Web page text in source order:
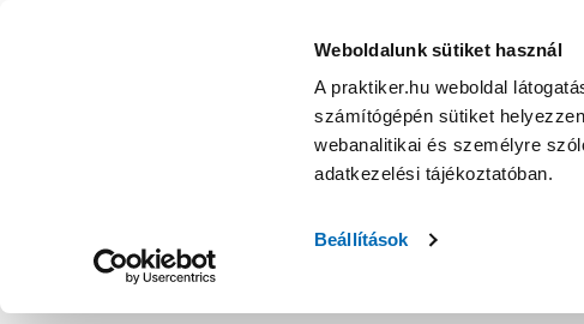
Weboldalunk sütiket használ
A praktiker.hu weboldal
számítógépén sütiket
webanalitikai és személyre
adatkezelési tájékoztatóban.
Beállítások